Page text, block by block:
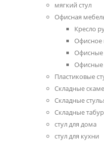
мягкий стул
Офисная
Кресло
Офисное
Офисные
Офисные
Пластиковые
Складные
Складные
Складные
стул для дома
стул для кухни